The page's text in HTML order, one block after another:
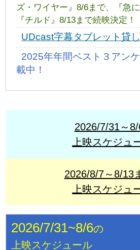
ズ・ワイヤー』8/6まで、『急
『チルド』8/13まで続映決定！
UDcast字幕タブレット貸
2025年年間ベスト３アン
載中！
2026/7/31～
上映スケジュ
2026/8/7～8/13
上映スケジュ
2026/7/31~8/6の
上映スケジュール